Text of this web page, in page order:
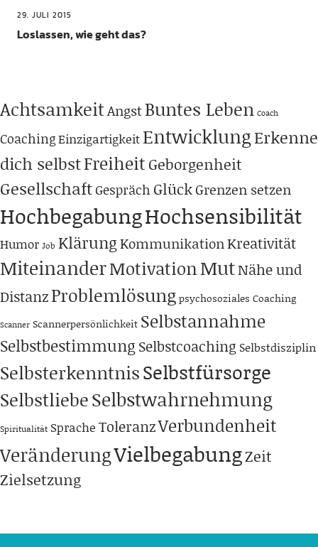
29. JULI 2015
Loslassen, wie geht das?
AchtsamkeitAngstBuntes Leben Coach
CoachingEinzigartigkeit EntwicklungErkenne
dich selbstFreiheit Geborgenheit
GesellschaftGespräch GlückGrenzen setzen
HochbegabungHochsensibilität
Humor Job KlärungKommunikationKreativität
MiteinanderMotivationMutNähe und
DistanzProblemlösungpsychosoziales Coaching
Scanner Scannerpersönlichkeit Selbstannahme
Selbstbestimmung Selbstcoaching Selbstdisziplin
SelbsterkenntnisSelbstfürsorge
SelbstliebeSelbstwahrnehmung
Spiritualität Sprache ToleranzVerbundenheit
VeränderungVielbegabungZeit
Zielsetzung